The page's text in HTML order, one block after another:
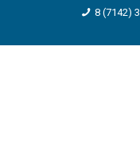
8 (7142)